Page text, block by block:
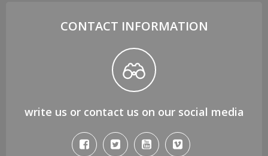
CONTACT INFORMATION
write us or contact us on our social media